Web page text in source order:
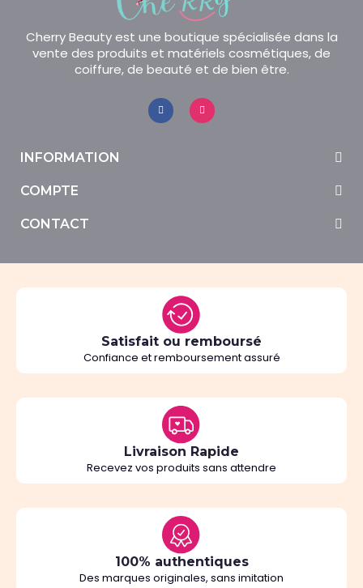
Cherry Beauty est une boutique spécialisée dans la
vente des produits et matériels cosmétiques, de
coiffure, de beauté et de bien être.
INFORMATION
COMPTE
CONTACT
Satisfait ou remboursé
Confiance et remboursement assuré
Livraison Rapide
Recevez vos produits sans attendre
100% authentiques
Des marques originales, sans imitation